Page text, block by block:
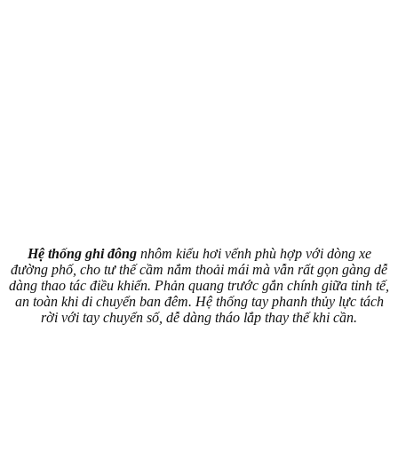
Hệ thống ghi đôngnhôm kiểu hơi vểnh phù hợp với dòng xe
đường phố, cho tư thế cầm nắm thoải mái mà vẫn rất gọn gàng dễ
dàng thao tác điều khiển. Phản quang trước gắn chính giữa tinh tế,
an toàn khi di chuyển ban đêm. Hệ thống tay phanh thủy lực tách
rời với tay chuyển số, dễ dàng tháo lắp thay thế khi cần.